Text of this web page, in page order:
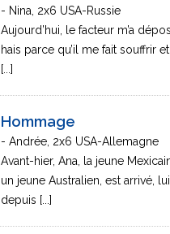
- Nina, 2x6 USA-Russie
Aujourd’hui, le facteur m’a
hais parce qu’il me fait souffrir
[...]
Hommage
- Andrée, 2x6 USA-Allemagne
Avant-hier, Ana, la jeune
un jeune Australien, est arrivé,
depuis [...]